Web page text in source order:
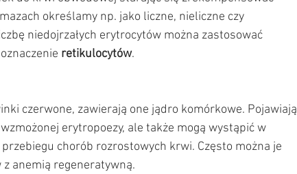
określamy np. jako liczne, nieliczne czy
niedojrzałych erytrocytów można zastosować
retikulocytów.
czerwone, zawierają one jądro komórkowe. Pojawiają
erytropoezy, ale także mogą wystąpić w
chorób rozrostowych krwi. Często można je
anemią regeneratywną.